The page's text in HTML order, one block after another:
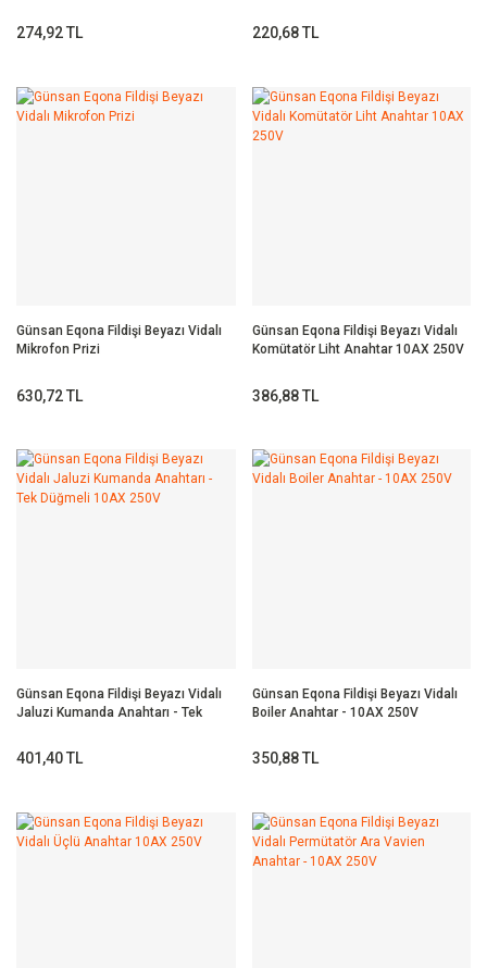
274,92 TL 220,68 TL
Günsan Eqona Fildişi Beyazı Vidalı
Mikrofon Prizi
630,72 TL
Günsan Eqona Fildişi Beyazı Vidalı
Komütatör Liht Anahtar 10AX 250V
386,88 TL
Günsan Eqona Fildişi Beyazı Vidalı
Jaluzi Kumanda Anahtarı - Tek
401,40 TL
Günsan Eqona Fildişi Beyazı Vidalı
Boiler Anahtar - 10AX 250V
350,88 TL